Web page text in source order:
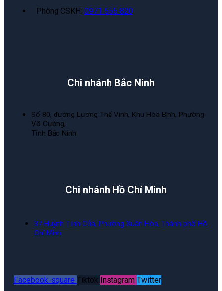
Phòng CSKH: 0971 555 820
Chi nhánh Bắc Ninh
Số 80, đường Lương Thế Vinh, Khu Hòa Bình, Phường
Võ Cường,
Tỉnh Bắc Ninh
Chi nhánh Hồ Chí Minh
37 Huỳnh Tịnh Của, Phường Xuân Hòa, Thành phố Hồ
Chí Minh
Facebook-square Tiktok Instagram Twitter